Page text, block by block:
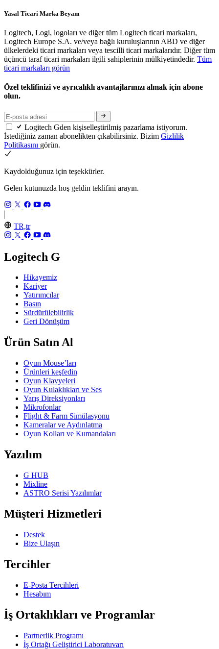
Yasal Ticari Marka Beyanı
Logitech, Logi, logoları ve diğer tüm Logitech ticari markaları,
Logitech Europe S.A. ve/veya bağlı kuruluşlarının ABD ve diğer
ülkelerdeki ticari markaları veya tescilli ticari markalarıdır. Diğer tüm
üçüncü taraf ticari markaları ilgili sahiplerinin mülkiyetindedir. Tüm
ticari markaları görün
Özel teklifinizi ve ayrıcalıklı avantajlarınızı almak için abone
olun.
Logitech Gden kişiselleştirilmiş pazarlama istiyorum.
İstediğiniz zaman abonelikten çıkabilirsiniz. Bizim Gizlilik
Politikasını görün.
Kaydolduğunuz için teşekkürler.
Gelen kutunuzda hoş geldin teklifini arayın.
TR,tr
Logitech G
Hikayemiz
Kariyer
Yatırımcılar
Basın
Sürdürülebilirlik
Geri Dönüşüm
Ürün Satın Al
Oyun Mouse’ları
Ürünleri keşfedin
Oyun Klavyeleri
Oyun Kulaklıkları ve Ses
Yarış Direksiyonları
Mikrofonlar
Flight & Farm Simülasyonu
Kameralar ve Aydınlatma
Oyun Kolları ve Kumandaları
Yazılım
G HUB
Mixline
ASTRO Serisi Yazılımlar
Müşteri Hizmetleri
Destek
Bize Ulaşın
Tercihler
E-Posta Tercihleri
Hesabım
İş Ortaklıkları ve Programlar
Partnerlik Programı
İş Ortağı Geliştirici Laboratuvarı